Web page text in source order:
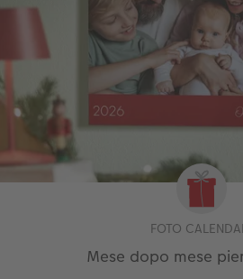
FOTO
Mese dopo mese